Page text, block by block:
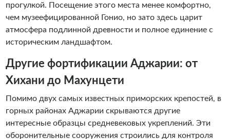
прогулкой. Посещение этого места менее комфортно,
чем музеефицированной Гонио, но зато здесь царит
атмосфера подлинной древности и полное единение с
историческим ландшафтом.
Другие фортификации Аджарии: от
Хихани до Махунцети
Помимо двух самых известных приморских крепостей, в
горных районах Аджарии скрываются другие
интересные образцы средневековых укреплений. Эти
оборонительные сооружения строились для контроля